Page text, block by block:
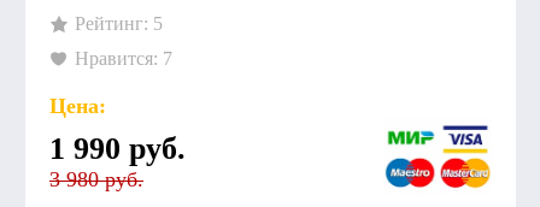
Рейтинг: 5
Нравится: 7
Цена:
1 990 руб.
3 980 руб.